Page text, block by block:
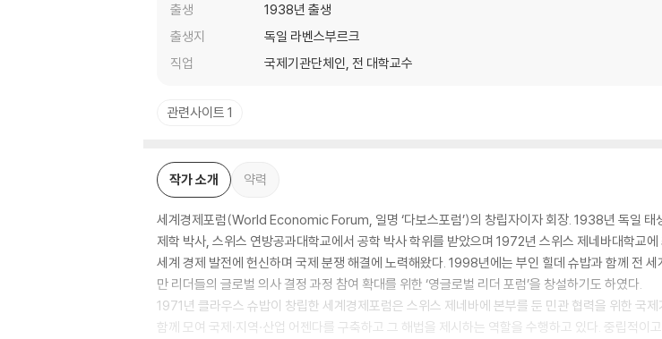
출생
1938년 출생
출생지
독일 라벤스부르크
직업
국제기관단체인, 전 대학교수
관련사이트 1
작가 소개 약력
세계경제포럼(World Economic Forum, 일명 ‘다보스포럼’)의 창립자이자 회장. 1938년 독일 태
제학 박사, 스위스 연방공과대학교에서 공학 박사 학위를 받았으며 1972년 스위스 제네바대학교
세계 경제 발전에 헌신하며 국제 분쟁 해결에 노력해왔다. 1998년에는 부인 힐데 슈밥과 함께 전
만 리더들의 글로벌 의사 결정 과정 참여 확대를 위한 ‘영글로벌 리더 포럼’을 창설하기도 하였다.
1971년 클라우스 슈밥이 창립한 세계경제포럼은 스위스 제네바에 본부를 둔 민관 협력을 위한 국
함께 모여 국제·지역·산업 어젠다를 구축하고 그 해법을 제시하는 역할을 수행하고 있다. 중립적